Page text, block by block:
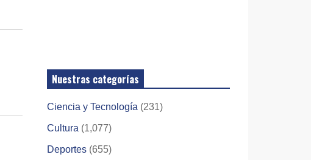
Nuestras categorías
Ciencia y Tecnología (231)
Cultura (1,077)
Deportes (655)